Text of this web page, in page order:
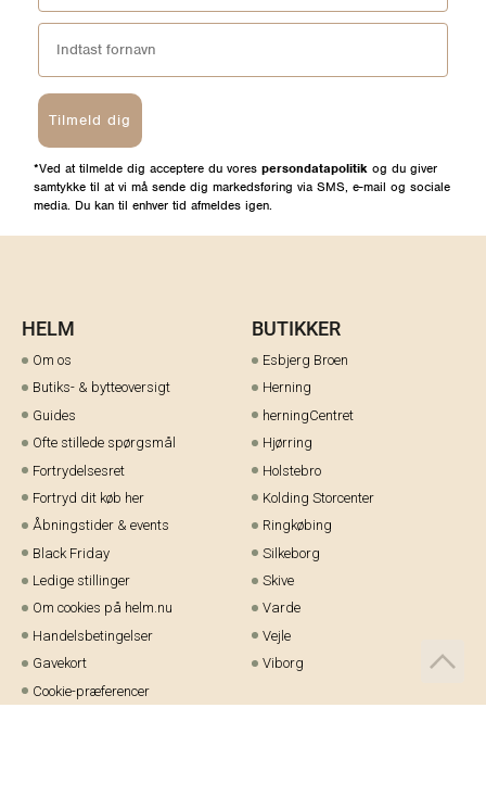
Tilmeld dig
*Ved at tilmelde dig acceptere du vores persondatapolitik og du giver
samtykke til at vi må sende dig markedsføring via SMS, e-mail og sociale
media. Du kan til enhver tid afmeldes igen.
HELM
Om os
Butiks- & bytteoversigt
Guides
Ofte stillede spørgsmål
Fortrydelsesret
Fortryd dit køb her
Åbningstider & events
Black Friday
Ledige stillinger
Om cookies på helm.nu
Handelsbetingelser
Gavekort
Cookie-præferencer
BUTIKKER
Esbjerg Broen
Herning
herningCentret
Hjørring
Holstebro
Kolding Storcenter
Ringkøbing
Silkeborg
Skive
Varde
Vejle
Viborg